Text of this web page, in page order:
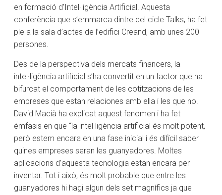
en formació d’Intel·ligència Artificial. Aquesta
conferència que s’emmarca dintre del cicle Talks, ha fet
ple a la sala d’actes de l’edifici Creand, amb unes 200
persones.
Des de la perspectiva dels mercats financers, la
intel·ligència artificial s’ha convertit en un factor que ha
bifurcat el comportament de les cotitzacions de les
empreses que estan relaciones amb ella i les que no.
David Macià ha explicat aquest fenomen i ha fet
èmfasis en que “la intel·ligència artificial és molt potent,
però estem encara en una fase inicial i és difícil saber
quines empreses seran les guanyadores. Moltes
aplicacions d’aquesta tecnologia estan encara per
inventar. Tot i això, és molt probable que entre les
guanyadores hi hagi algun dels set magnífics ja que